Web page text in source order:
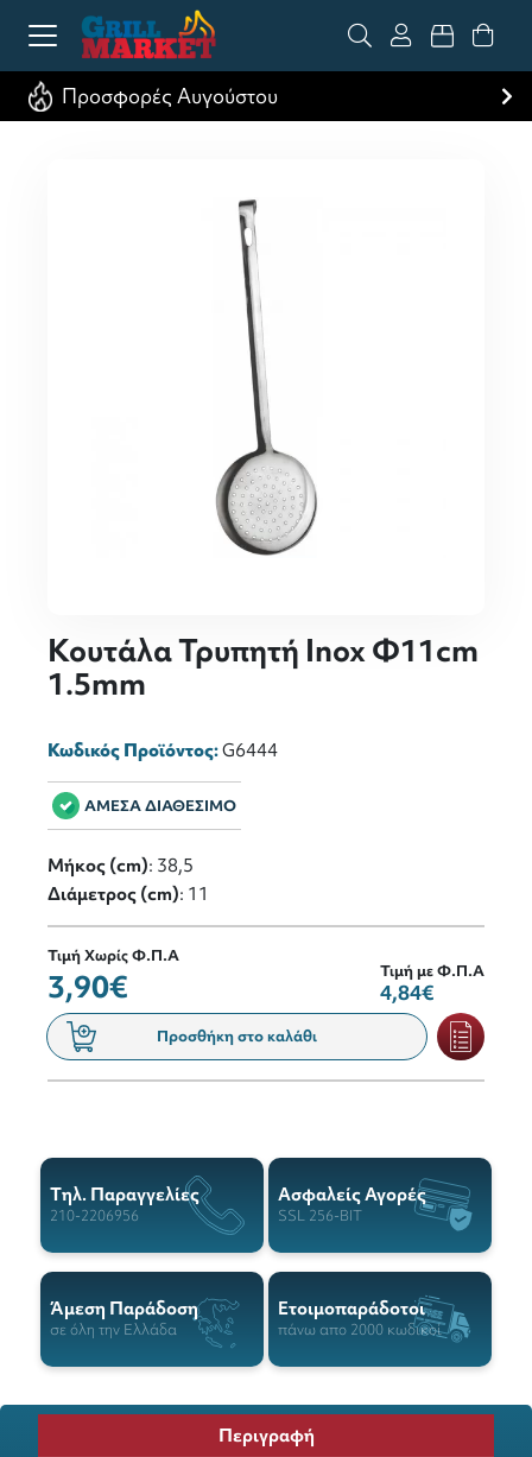
Προσφορές Αυγούστου
Κουτάλα Τρυπητή Inox Φ11cm
1.5mm
Κωδικός Προϊόντος:G6444
ΑΜΕΣΑ ΔΙΑΘΕΣΙΜΟ
Μήκος (cm): 38,5
Διάμετρος (cm): 11
Τιμή Χωρίς Φ.Π.Α
3,90€ Τιμή με Φ.Π.Α
4,84€
Προσθήκη στο καλάθι
Tηλ. Παραγγελίες
210-2206956
Ασφαλείς Αγορές
SSL 256-BIT
Άμεση Παράδοση
σε όλη την Ελλάδα
Ετοιμοπαράδοτοι
πάνω απο 2000 κωδικοί
Περιγραφή